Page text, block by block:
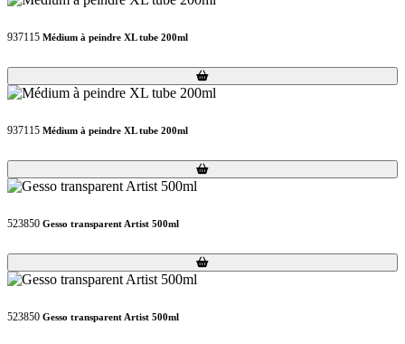
937115 Médium à peindre XL tube 200ml
Loading...
Loading...
937115 Médium à peindre XL tube 200ml
Loading...
Loading...
523850 Gesso transparent Artist 500ml
Loading...
Loading...
523850 Gesso transparent Artist 500ml